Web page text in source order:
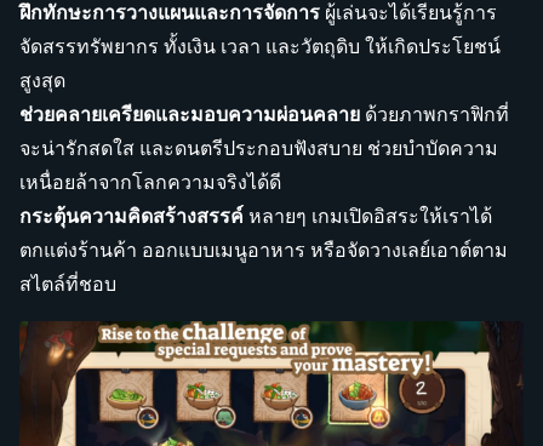
ฝึกทักษะการวางแผนและการจัดการ ผู้เล่นจะได้เรียนรู้การ
จัดสรรทรัพยากร ทั้งเงิน เวลา และวัตถุดิบ ให้เกิดประโยชน์
สูงสุด
ช่วยคลายเครียดและมอบความผ่อนคลาย ด้วยภาพกราฟิกที่
จะน่ารักสดใส และดนตรีประกอบฟังสบาย ช่วยบำบัดความ
เหนื่อยล้าจากโลกความจริงได้ดี
กระตุ้นความคิดสร้างสรรค์ หลายๆ เกมเปิดอิสระให้เราได้
ตกแต่งร้านค้า ออกแบบเมนูอาหาร หรือจัดวางเลย์เอาต์ตาม
สไตล์ที่ชอบ